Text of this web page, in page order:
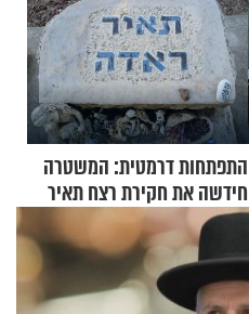
התפתחות דרמטית: המשטרה
חידשה את חקירת רצח תאיר
ראדה